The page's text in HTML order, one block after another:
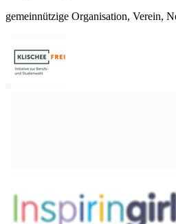
gemeinnützige Organisation, Verein,